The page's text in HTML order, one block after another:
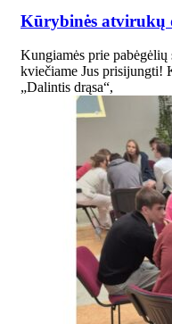
Kūrybinės atvirukų
Kungiamės prie
kviečiame Jus prisijungti!
„Dalintis drąsa“,